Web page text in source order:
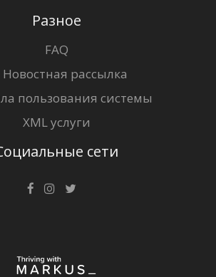
Разное
FAQ
рассылка
пользования системы
XML услуги
сети